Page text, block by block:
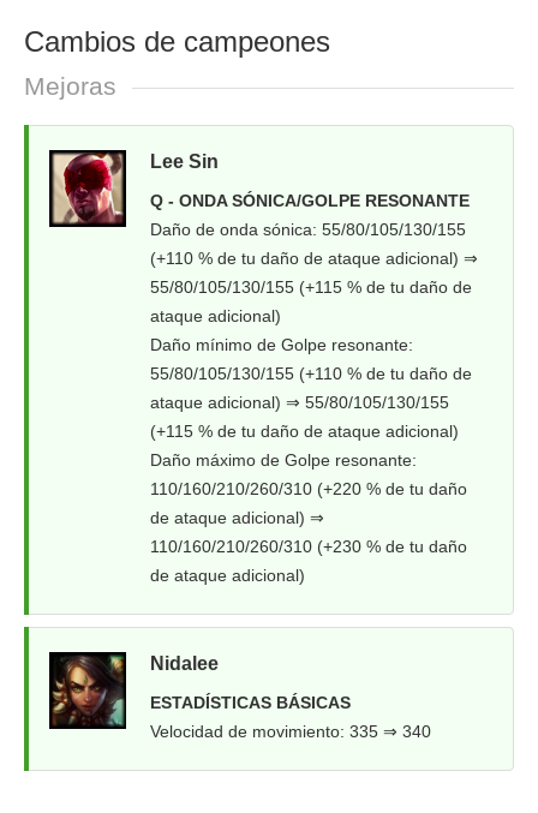
Cambios de campeones
Mejoras
Lee Sin
Q - ONDA SÓNICA/GOLPE RESONANTE
Daño de onda sónica: 55/80/105/130/155
(+110 % de tu daño de ataque adicional) ⇒
55/80/105/130/155 (+115 % de tu daño de
ataque adicional)
Daño mínimo de Golpe resonante:
55/80/105/130/155 (+110 % de tu daño de
ataque adicional) ⇒ 55/80/105/130/155
(+115 % de tu daño de ataque adicional)
Daño máximo de Golpe resonante:
110/160/210/260/310 (+220 % de tu daño
de ataque adicional) ⇒
110/160/210/260/310 (+230 % de tu daño
de ataque adicional)
Nidalee
ESTADÍSTICAS BÁSICAS
Velocidad de movimiento: 335 ⇒ 340